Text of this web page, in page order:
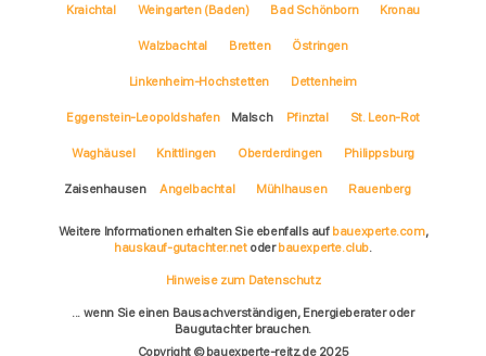
Kraichtal Weingarten (Baden) Bad Schönborn Kronau
Walzbachtal Bretten Östringen
Linkenheim-Hochstetten Dettenheim
Eggenstein-Leopoldshafen Malsch Pfinztal St. Leon-Rot
Waghäusel Knittlingen Oberderdingen Philippsburg
Zaisenhausen Angelbachtal Mühlhausen Rauenberg
Weitere Informationen erhalten Sie ebenfalls auf bauexperte.com,
hauskauf-gutachter.netoderbauexperte.club.
Hinweise zum Datenschutz
... wenn Sie einen Bausachverständigen, Energieberater oder
Baugutachter brauchen.
Copyright © bauexperte-reitz.de 2025